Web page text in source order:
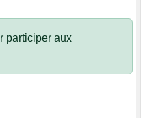
participer aux